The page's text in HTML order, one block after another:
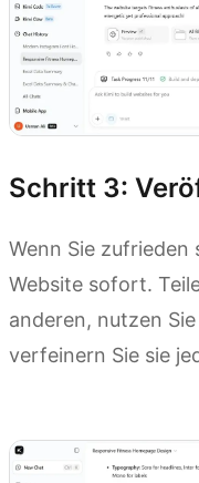
Schritt 3:
Wenn Sie
Website sofort.
anderen, nutzen
verfeinern Sie sie